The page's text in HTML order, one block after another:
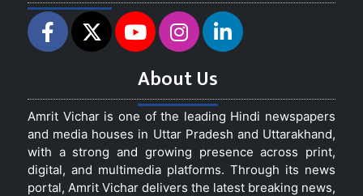
About Us
Amrit Vichar is one of the leading Hindi newspapers
and media houses in Uttar Pradesh and Uttarakhand,
with a strong and growing presence across print,
digital, and multimedia platforms. Through its news
portal, Amrit Vichar delivers the latest breaking news,